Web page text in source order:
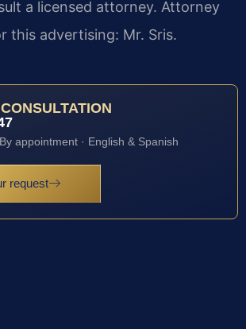
a licensed attorney. Attorney
this advertising: Mr. Sris.
appointment · English & Spanish
request